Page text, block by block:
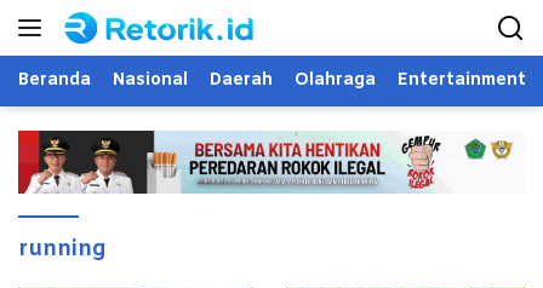
Langsung
Beranda Nasional Daerah Olahraga Entertainment
running